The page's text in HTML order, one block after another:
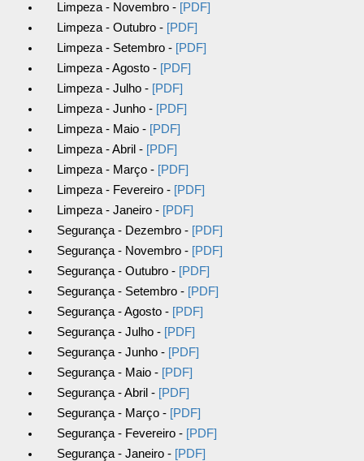
Limpeza - Novembro - [PDF]
Limpeza - Outubro - [PDF]
Limpeza - Setembro - [PDF]
Limpeza - Agosto - [PDF]
Limpeza - Julho - [PDF]
Limpeza - Junho - [PDF]
Limpeza - Maio - [PDF]
Limpeza - Abril - [PDF]
Limpeza - Março - [PDF]
Limpeza - Fevereiro - [PDF]
Limpeza - Janeiro - [PDF]
Segurança - Dezembro - [PDF]
Segurança - Novembro - [PDF]
Segurança - Outubro - [PDF]
Segurança - Setembro - [PDF]
Segurança - Agosto - [PDF]
Segurança - Julho - [PDF]
Segurança - Junho - [PDF]
Segurança - Maio - [PDF]
Segurança - Abril - [PDF]
Segurança - Março - [PDF]
Segurança - Fevereiro - [PDF]
Segurança - Janeiro - [PDF]